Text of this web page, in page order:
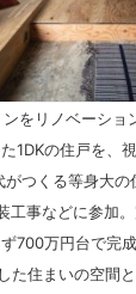
をリノベーショ
1DKの住戸を、
がつくる等身大の
工事などに参加
700万円台で完成
た住まいの空間